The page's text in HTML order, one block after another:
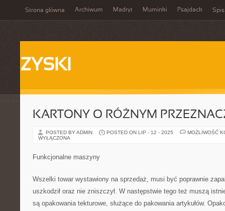
Strona główna Archiwum Madryt Muminki Psajdack Spis
ZYSKI
KARTONY O RÓŻNYM
POSTED BY ADMIN POSTED ON LIP - 12 - 2025
MOŻLIWOŚĆ
WYŁĄCZONA
Funkcjonalne maszyny
Wszelki towar wystawiony na sprzedaż, musi być poprawnie
uszkodził oraz nie zniszczył. W następstwie tego też muszą
są opakowania tekturowe, służące do pakowania artykułów.